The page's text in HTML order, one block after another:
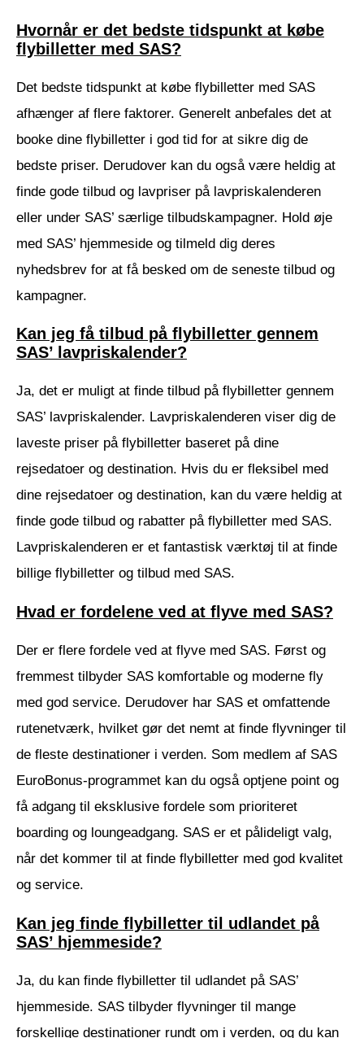
Hvornår er det bedste tidspunkt at købe
flybilletter med SAS?
Det bedste tidspunkt at købe flybilletter med SAS
afhænger af flere faktorer. Generelt anbefales det at
booke dine flybilletter i god tid for at sikre dig de
bedste priser. Derudover kan du også være heldig at
finde gode tilbud og lavpriser på lavpriskalenderen
eller under SAS’ særlige tilbudskampagner. Hold øje
med SAS’ hjemmeside og tilmeld dig deres
nyhedsbrev for at få besked om de seneste tilbud og
kampagner.
Kan jeg få tilbud på flybilletter gennem
SAS’ lavpriskalender?
Ja, det er muligt at finde tilbud på flybilletter gennem
SAS’ lavpriskalender. Lavpriskalenderen viser dig de
laveste priser på flybilletter baseret på dine
rejsedatoer og destination. Hvis du er fleksibel med
dine rejsedatoer og destination, kan du være heldig at
finde gode tilbud og rabatter på flybilletter med SAS.
Lavpriskalenderen er et fantastisk værktøj til at finde
billige flybilletter og tilbud med SAS.
Hvad er fordelene ved at flyve med SAS?
Der er flere fordele ved at flyve med SAS. Først og
fremmest tilbyder SAS komfortable og moderne fly
med god service. Derudover har SAS et omfattende
rutenetværk, hvilket gør det nemt at finde flyvninger til
de fleste destinationer i verden. Som medlem af SAS
EuroBonus-programmet kan du også optjene point og
få adgang til eksklusive fordele som prioriteret
boarding og loungeadgang. SAS er et pålideligt valg,
når det kommer til at finde flybilletter med god kvalitet
og service.
Kan jeg finde flybilletter til udlandet på
SAS’ hjemmeside?
Ja, du kan finde flybilletter til udlandet på SAS’
hjemmeside. SAS tilbyder flyvninger til mange
forskellige destinationer rundt om i verden, og du kan